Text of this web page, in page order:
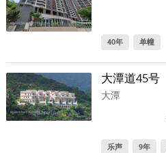
40年 单幢
大潭道45号
大潭
乐声 9年